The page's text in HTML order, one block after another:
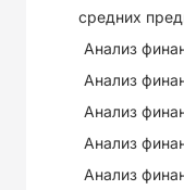
средних
Анализ
Анализ
Анализ
Анализ
Анализ